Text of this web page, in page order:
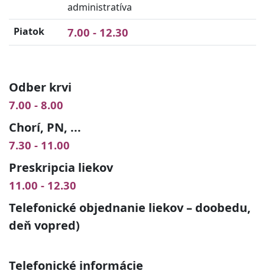
administratíva
Piatok
7.00 - 12.30
Odber krvi
7.00 - 8.00
Chorí, PN, ...
7.30 - 11.00
Preskripcia liekov
11.00 - 12.30
Telefonické objednanie liekov – doobedu,
deň vopred)
Telefonické informácie